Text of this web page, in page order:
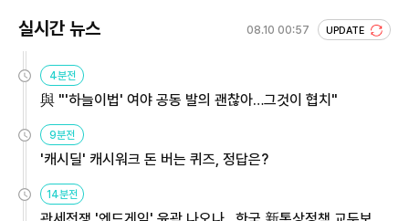
실시간 뉴스 08.10 00:57 UPDATE
4분전
與 "'하늘이법' 여야 공동 발의 괜찮아…그것이 협치"
9분전
'캐시딜' 캐시워크 돈 버는 퀴즈, 정답은?
14분전